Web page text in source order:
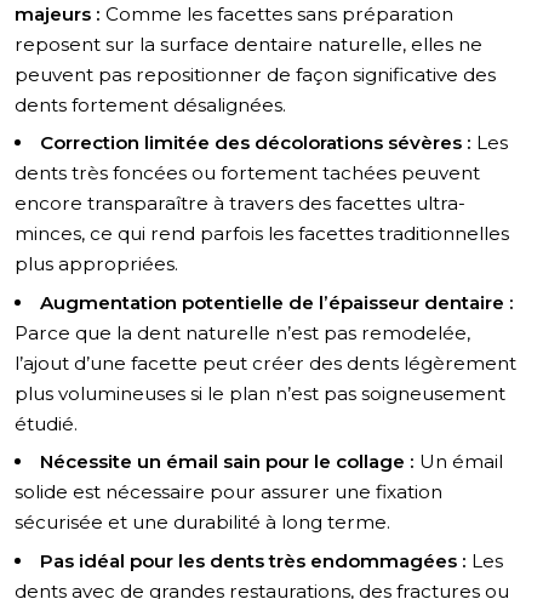
majeurs : Comme les facettes sans préparation
reposent sur la surface dentaire naturelle, elles ne
peuvent pas repositionner de façon significative des
dents fortement désalignées.
Correction limitée des décolorations sévères : Les
dents très foncées ou fortement tachées peuvent
encore transparaître à travers des facettes ultra-
minces, ce qui rend parfois les facettes traditionnelles
plus appropriées.
Augmentation potentielle de l’épaisseur dentaire :
Parce que la dent naturelle n’est pas remodelée,
l’ajout d’une facette peut créer des dents légèrement
plus volumineuses si le plan n’est pas soigneusement
étudié.
Nécessite un émail sain pour le collage : Un émail
solide est nécessaire pour assurer une fixation
sécurisée et une durabilité à long terme.
Pas idéal pour les dents très endommagées : Les
dents avec de grandes restaurations, des fractures ou